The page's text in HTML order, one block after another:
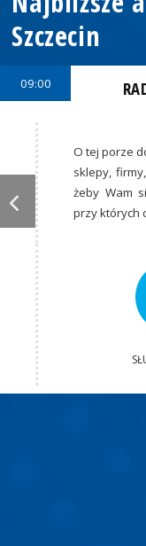
Szczecin
09:00
O tej porze
sklepy,
żeby Wam
przy których